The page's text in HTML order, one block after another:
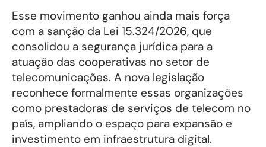
Esse movimento ganhou ainda mais força
com a sanção da Lei 15.324/2026, que
consolidou a segurança jurídica para a
atuação das cooperativas no setor de
telecomunicações. A nova legislação
reconhece formalmente essas organizações
como prestadoras de serviços de telecom no
país, ampliando o espaço para expansão e
investimento em infraestrutura digital.